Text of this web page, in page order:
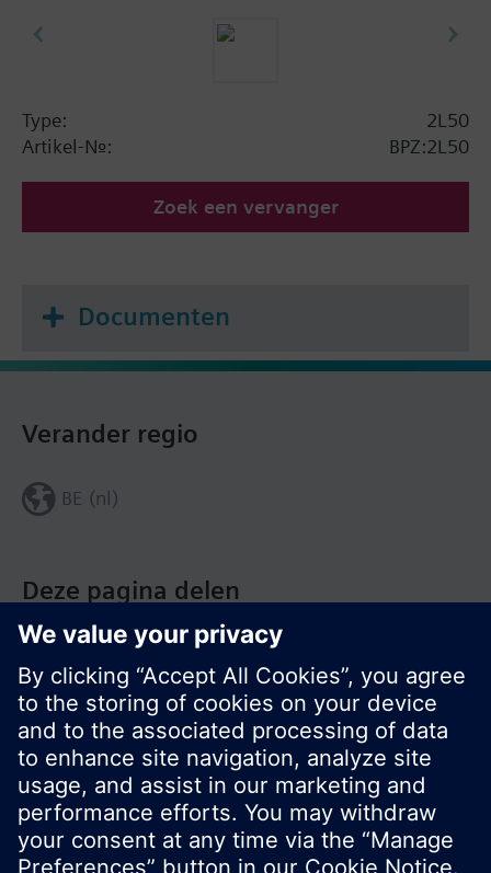
Type:
2L50
Artikel-Nr.:
BPZ:2L50
Zoek een vervanger
Documenten
Deze pagina delen
Verander regio
BE (nl)
© Siemens Nederland N.V. 2017